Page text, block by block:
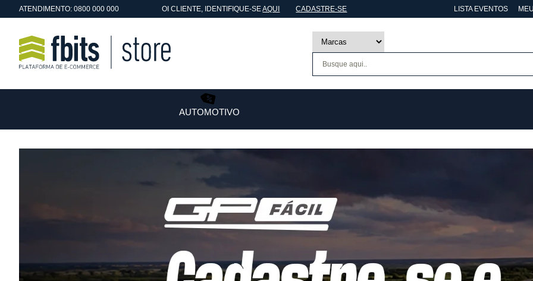
ATENDIMENTO: 0800 000 000 OICLIENTE, IDENTIFIQUE-SEAQUI CADASTRE-SE LISTA EVENTOS
AUTOMOTIVO